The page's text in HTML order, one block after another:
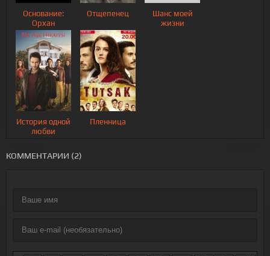
Основание:
Орхан
Отщепенец
Шанс моей
жизни
История одной
любви
Пленница
КОММЕНТАРИИ (2)